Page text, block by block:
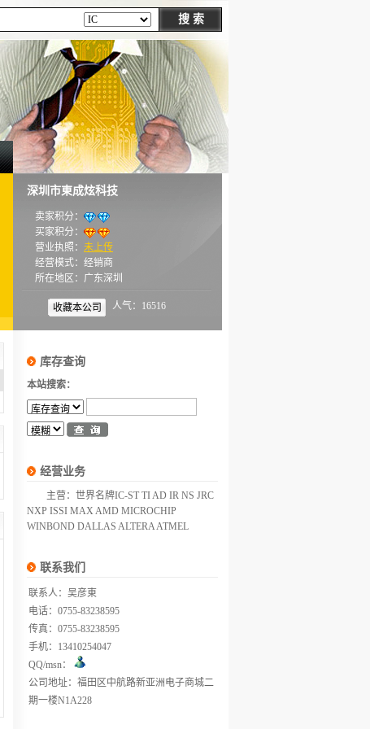
深圳市東成炫科技
卖家积分：
买家积分：
营业执照： 未上传
经营模式：经销商
所在地区：广东深圳
收藏本公司 人气：16516
库存查询
本站搜索：
经营业务
主营：世界名牌IC-ST TI AD IR NS JRC
NXP ISSI MAX AMD MICROCHIP
WINBOND DALLAS ALTERA ATMEL
联系我们
联系人：吴彦東
电话：0755-83238595
传真：0755-83238595
手机：13410254047
QQ/msn：
公司地址：福田区中航路新亚洲电子商城二
期一楼N1A228